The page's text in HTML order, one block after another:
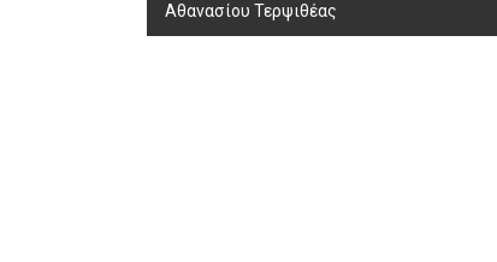
navigation
Αθανασίου Τερψιθέας